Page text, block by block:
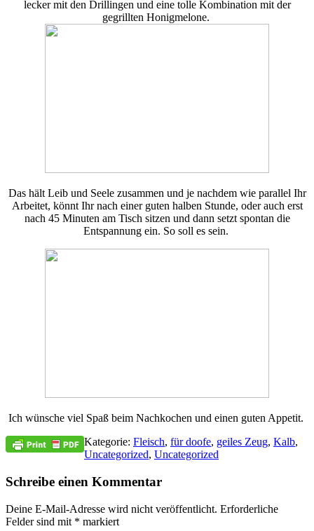
lecker mit den Drillingen und eine tolle Kombination mit der
gegrillten Honigmelone.
Das hält Leib und Seele zusammen und je nachdem wie parallel Ihr
Arbeitet, könnt Ihr nach einer guten halben Stunde, oder auch erst
nach 45 Minuten am Tisch sitzen und dann setzt spontan die
Entspannung ein. So soll es sein.
Ich wünsche viel Spaß beim Nachkochen und einen guten Appetit.
Kategorie: Fleisch, für doofe, geiles Zeug, Kalb,
Uncategorized, Uncategorized
Schreibe einen Kommentar
Deine E-Mail-Adresse wird nicht veröffentlicht. Erforderliche
Felder sind mit * markiert